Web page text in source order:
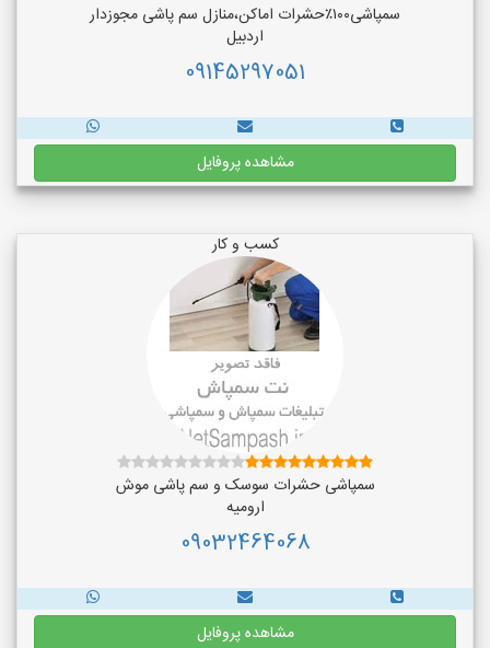
سمپاشی۱۰۰٪حشرات اماکن،منازل سم پاشی مجوزدار
اردبیل
09145297051
مشاهده پروفایل
کسب و کار
سمپاشی حشرات سوسک و سم پاشی موش
ارومیه
09032464068
مشاهده پروفایل